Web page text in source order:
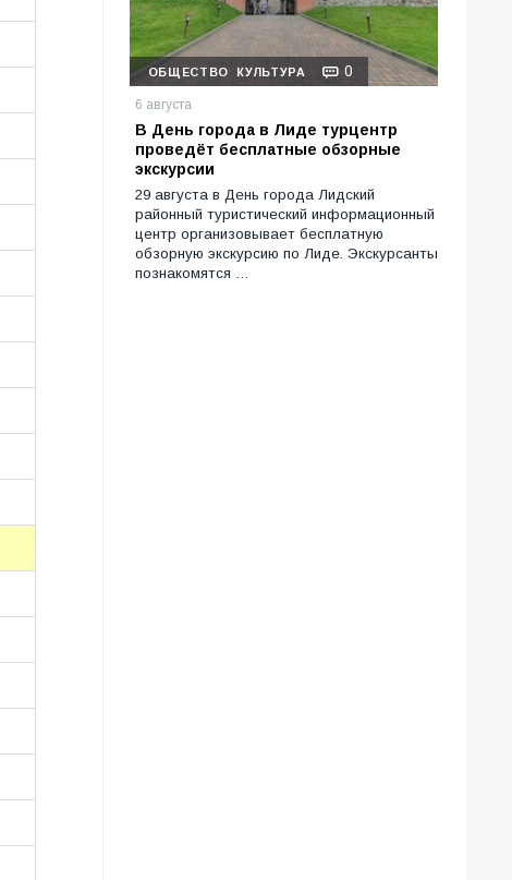
ОБЩЕСТВО КУЛЬТУРА 0
6 августа
В День города в Лиде турцентр
проведёт бесплатные обзорные
экскурсии
29 августа в День города Лидский
районный туристический информационный
центр организовывает бесплатную
обзорную экскурсию по Лиде. Экскурсанты
познакомятся …